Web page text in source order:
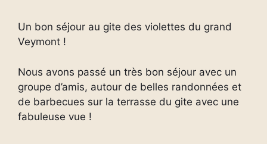
Un bon séjour au gite des violettes du grand
Veymont !
Nous avons passé un très bon séjour avec un
groupe d’amis, autour de belles randonnées et
de barbecues sur la terrasse du gite avec une
fabuleuse vue !